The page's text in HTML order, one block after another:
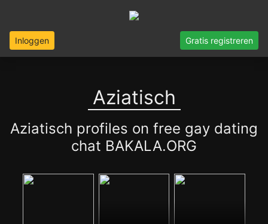
Inloggen Gratis registreren
Aziatisch
Aziatisch profiles on free gay dating
chat BAKALA.ORG